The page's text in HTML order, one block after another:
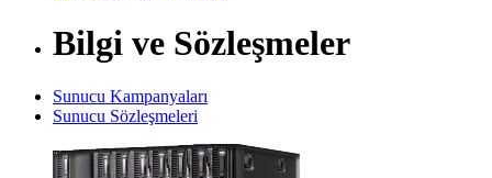
Bilgi ve Sözleşmeler
Sunucu Kampanyaları
Sunucu Sözleşmeleri